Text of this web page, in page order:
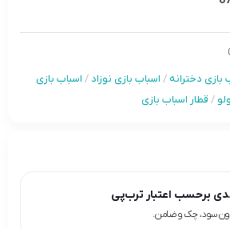
بازی دخترانه / اسباب بازی نوزاد / اسباب بازی
/ قطار اسباب بازی
برحسب اعتبار ترب‌پی